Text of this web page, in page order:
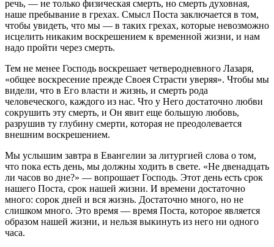
речь, — не только физическая смерть, но смерть духовная,
наше пребывание в грехах. Смысл Поста заключается в том,
чтобы увидеть, что мы — в таких грехах, которые невозможно
исцелить никаким воскрешением к временной жизни, и нам
надо пройти через смерть.
Тем не менее Господь воскрешает четверодневного Лазаря,
«общее воскресение прежде Своея Страсти уверяя». Чтобы мы
видели, что в Его власти и жизнь, и смерть рода
человеческого, каждого из нас. Что у Него достаточно любви
сокрушить эту смерть, и Он явит еще большую любовь,
разрушив ту глубину смерти, которая не преодолевается
внешним воскрешением.
Мы услышим завтра в Евангелии за литургией слова о том,
что пока есть день, мы должны ходить в свете. «Не двенадцать
ли часов во дне?» — вопрошает Господь. Этот день есть срок
нашего Поста, срок нашей жизни. И времени достаточно
много: сорок дней и вся жизнь. Достаточно много, но не
слишком много. Это время — время Поста, которое является
образом нашей жизни, и нельзя выкинуть из него ни одного
часа.